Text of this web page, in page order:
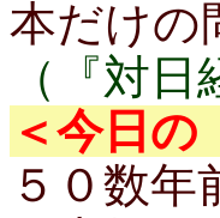
本だけの
（『対
＜今日
５０数